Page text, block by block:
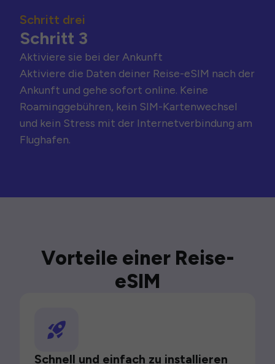
Schritt drei
Schritt 3
Aktiviere sie bei der Ankunft
Aktiviere die Daten deiner Reise-eSIM nach der
Ankunft und gehe sofort online. Keine
Roaminggebühren, kein SIM-Kartenwechsel
und kein Stress mit der Internetverbindung am
Flughafen.
Vorteile einer Reise-
eSIM
Schnell und einfach zu installieren